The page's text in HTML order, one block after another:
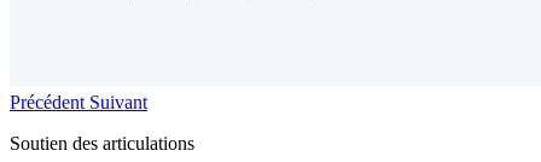
Précédent Suivant
Soutien des articulations